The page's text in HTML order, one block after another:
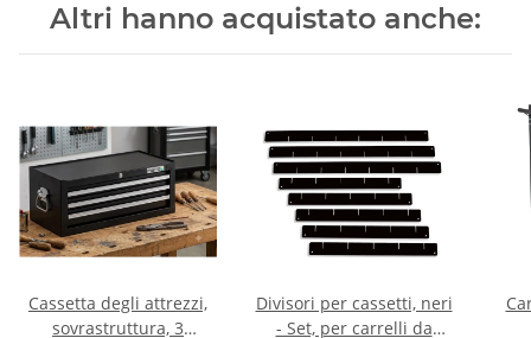
Altri hanno acquistato anche:
Cassetta degli attrezzi,
sovrastruttura, 3
Divisori per cassetti, neri
- Set, per carrelli da